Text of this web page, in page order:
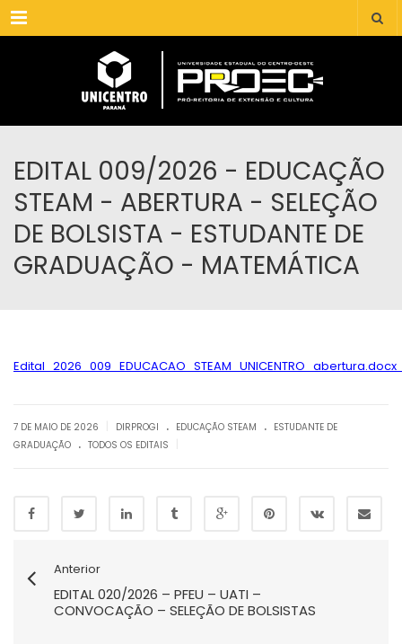
Menu
EDITAL 009/2026 - EDUCAÇÃO
STEAM - ABERTURA - SELEÇÃO
DE BOLSISTA - ESTUDANTE DE
GRADUAÇÃO - MATEMÁTICA
7 DE MAIO DE 2026 DIRPROGI . EDUCAÇÃO STEAM . ESTUDANTE DE
GRADUAÇÃO . TODOS OS EDITAIS
Anterior
EDITAL 020/2026 – PFEU – UATI –
CONVOCAÇÃO – SELEÇÃO DE BOLSISTAS